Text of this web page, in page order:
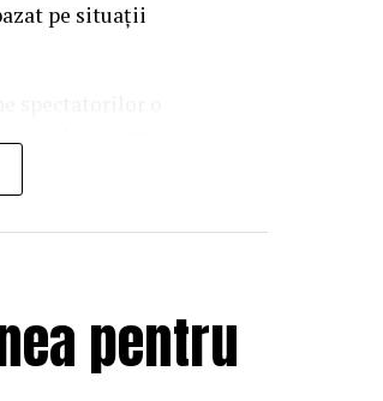
pe situații
cuplu: pentru cine e
o duc la bun
o altă viziune
pentru a
pentru